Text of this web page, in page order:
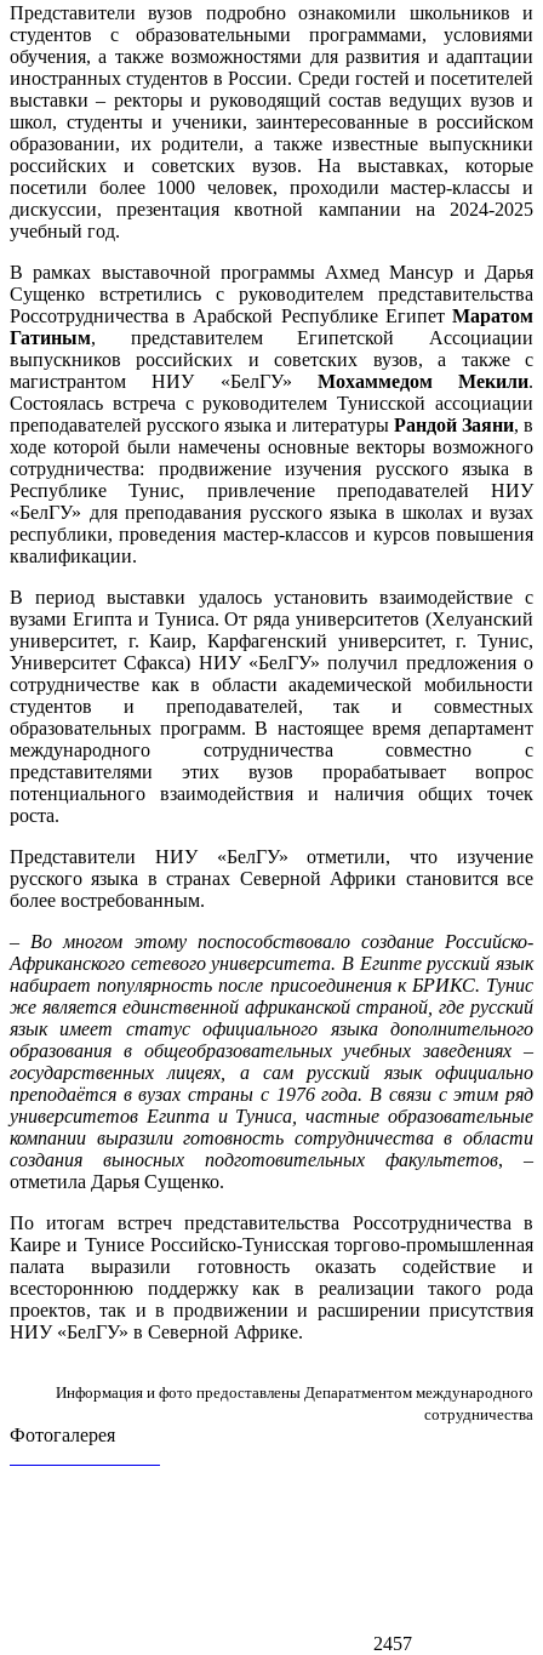
Представители вузов подробно ознакомили школьников и
студентов с образовательными программами, условиями
обучения, а также возможностями для развития и адаптации
иностранных студентов в России. Среди гостей и посетителей
выставки – ректоры и руководящий состав ведущих вузов и
школ, студенты и ученики, заинтересованные в российском
образовании, их родители, а также известные выпускники
российских и советских вузов. На выставках, которые
посетили более 1000 человек, проходили мастер-классы и
дискуссии, презентация квотной кампании на 2024-2025
учебный год.
В рамках выставочной программы Ахмед Мансур и Дарья
Сущенко встретились с руководителем представительства
Россотрудничества в Арабской Республике Египет Маратом
Гатиным, представителем Египетской Ассоциации
выпускников российских и советских вузов, а также с
магистрантом НИУ «БелГУ» Мохаммедом Мекили.
Состоялась встреча с руководителем Тунисской ассоциации
преподавателей русского языка и литературы Рандой Заяни, в
ходе которой были намечены основные векторы возможного
сотрудничества: продвижение изучения русского языка в
Республике Тунис, привлечение преподавателей НИУ
«БелГУ» для преподавания русского языка в школах и вузах
республики, проведения мастер-классов и курсов повышения
квалификации.
В период выставки удалось установить взаимодействие с
вузами Египта и Туниса. От ряда университетов (Хелуанский
университет, г. Каир, Карфагенский университет, г. Тунис,
Университет Сфакса) НИУ «БелГУ» получил предложения о
сотрудничестве как в области академической мобильности
студентов и преподавателей, так и совместных
образовательных программ. В настоящее время департамент
международного сотрудничества совместно с
представителями этих вузов прорабатывает вопрос
потенциального взаимодействия и наличия общих точек
роста.
Представители НИУ «БелГУ» отметили, что изучение
русского языка в странах Северной Африки становится все
более востребованным.
– Во многом этому поспособствовало создание Российско-
Африканского сетевого университета. В Египте русский язык
набирает популярность после присоединения к БРИКС. Тунис
же является единственной африканской страной, где русский
язык имеет статус официального языка дополнительного
образования в общеобразовательных учебных заведениях –
государственных лицеях, а сам русский язык официально
преподаётся в вузах страны с 1976 года. В связи с этим ряд
университетов Египта и Туниса, частные образовательные
компании выразили готовность сотрудничества в области
создания выносных подготовительных факультетов, –
отметила Дарья Сущенко.
По итогам встреч представительства Россотрудничества в
Каире и Тунисе Российско-Тунисская торгово-промышленная
палата выразили готовность оказать содействие и
всестороннюю поддержку как в реализации такого рода
проектов, так и в продвижении и расширении присутствия
НИУ «БелГУ» в Северной Африке.
Информация и фото предоставлены Депаратментом международного
сотрудничества
Фотогалерея
2457